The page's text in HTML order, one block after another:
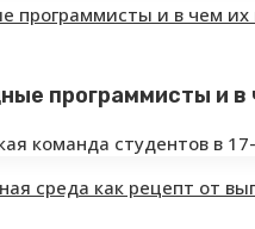
программисты и в
команда студентов в